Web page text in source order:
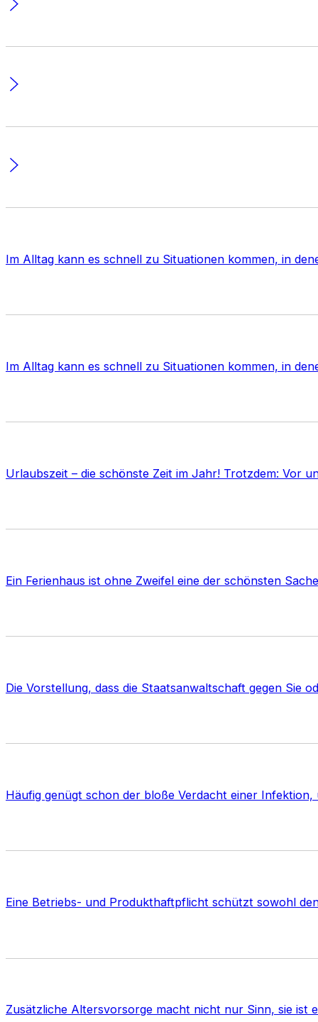
Im Alltag kann es schnell zu Situationen kommen, in
Im Alltag kann es schnell zu Situationen kommen, in
Urlaubszeit – die schönste Zeit im Jahr! Trotzdem: Vor
Ein Ferienhaus ist ohne Zweifel eine der schönsten
Die Vorstellung, dass die Staatsanwaltschaft gegen Sie
Häufig genügt schon der bloße Verdacht einer
Eine Betriebs- und Produkthaftpflicht schützt sowohl
Zusätzliche Altersvorsorge macht nicht nur Sinn, sie ist